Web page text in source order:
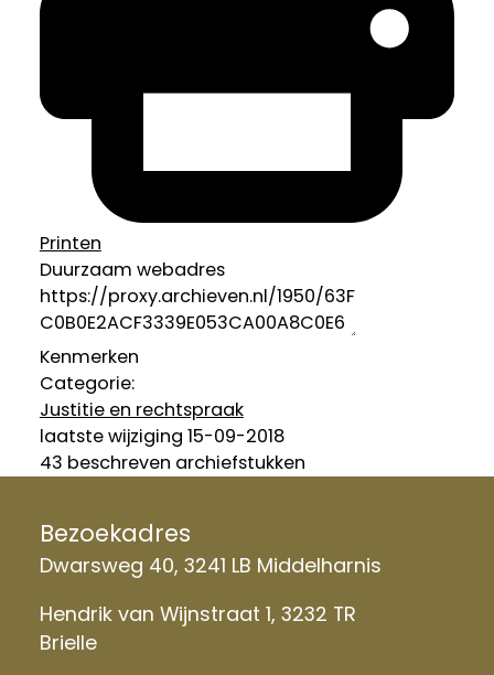
Printen
Duurzaam webadres
Kenmerken
Categorie:
Justitie en rechtspraak
laatste wijziging 15-09-2018
43 beschreven archiefstukken
Bezoekadres
Dwarsweg 40, 3241 LB Middelharnis
Hendrik van Wijnstraat 1, 3232 TR
Brielle